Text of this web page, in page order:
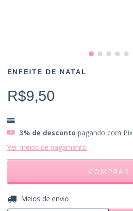
ENFEITE DE NATAL
R$9,50
3% de desconto pagando com Pix
Ver meios de pagamento
Entregas para o CEP:
Meios de envio